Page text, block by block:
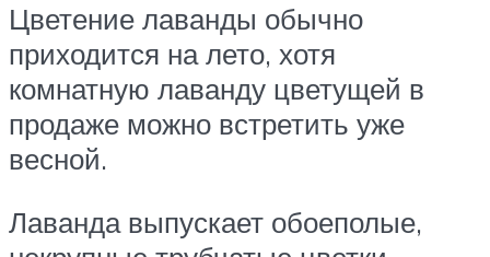
Цветение лаванды обычно
приходится на лето, хотя
комнатную лаванду цветущей в
продаже можно встретить уже
весной.
Лаванда выпускает обоеполые,